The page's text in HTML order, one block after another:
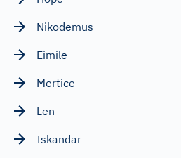
Nikodemus
Eimile
Mertice
Len
Iskandar